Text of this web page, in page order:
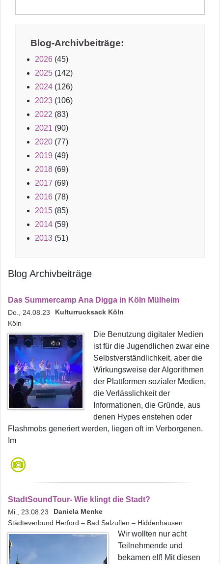
Blog-Archivbeiträge:
2026 (45)
2025 (142)
2024 (126)
2023 (106)
2022 (83)
2021 (90)
2020 (77)
2019 (49)
2018 (69)
2017 (69)
2016 (78)
2015 (85)
2014 (59)
2013 (51)
Blog Archivbeiträge
Das Summercamp Ana Digga in Köln Mülheim
Do., 24.08.23 Kulturrucksack Köln
Köln
Die Benutzung digitaler Medien
ist für die Jugendlichen zwar eine
Selbstverständlichkeit, aber die
Wirkungsweise der Algorithmen
der Plattformen sozialer Medien,
die Verlässlichkeit der
Informationen, die Gründe, aus
denen Hypes enstehen oder
Flashmobs generiert werden, liegen oft im Verborgenen.
Im
StadtSoundTour- Wie klingt die Stadt?
Mi., 23.08.23 Daniela Menke
Städteverbund Herford – Bad Salzuflen – Hiddenhausen
Wir wollten nur acht
Teilnehmende und
bekamen elf! Mit diesen